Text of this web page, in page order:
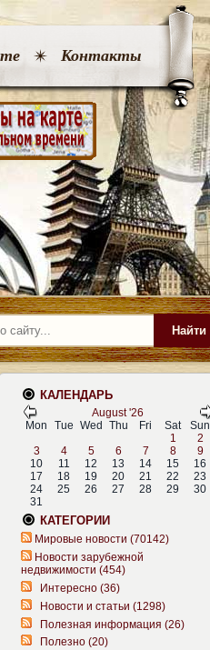
Контакты
Найти
КАЛЕНДАРЬ
August '26
Mon
Tue Wed Thu Fri Sat
Sun
1
2
3
4 5 6 7 8
9
10
11 12 13 14 15
16
17
18 19 20 21 22
23
24
25 26 27 28 29
30
31
КАТЕГОРИИ
Мировые новости (70142)
Новости зарубежной
недвижимости (454)
Интересно (36)
Новости и статьи (1298)
Полезная информация (26)
Полезно (20)